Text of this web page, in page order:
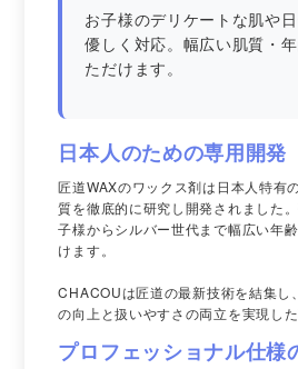
お子様のデリケートな肌や
優しく対応。幅広い肌質・
ただけます。
日本人のための専用開発
匠道WAXのワックス剤は日本人特有
質を徹底的に研究し開発されました
子様からシルバー世代まで幅広い年
けます。
CHACOUは匠道の最新技術を結集し
の向上と扱いやすさの両立を実現した
プロフェッショナル仕様